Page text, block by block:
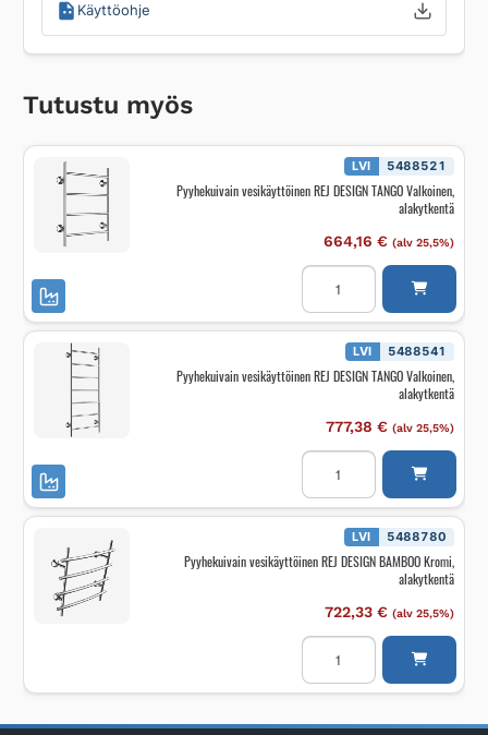
Käyttöohje
Tutustu myös
LVI 5488521
Pyyhekuivain vesikäyttöinen REJ DESIGN TANGO Valkoinen,
alakytkentä
664,16 € (alv 25,5%)
Pyyhekuivain
vesikäyttöinen
DESIGN
TANGO
Valkoinen,
alakytkentä
määrä
LVI 5488541
Pyyhekuivain vesikäyttöinen REJ DESIGN TANGO Valkoinen,
alakytkentä
777,38 € (alv 25,5%)
Pyyhekuivain
vesikäyttöinen
DESIGN
TANGO
Valkoinen,
alakytkentä
määrä
LVI 5488780
Pyyhekuivain vesikäyttöinen REJ DESIGN BAMBOO Kromi,
alakytkentä
722,33 € (alv 25,5%)
Pyyhekuivain
vesikäyttöinen
DESIGN